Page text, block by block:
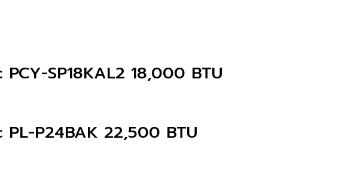
SP18KAL2 18,000 BTU
P24BAK 22,500 BTU